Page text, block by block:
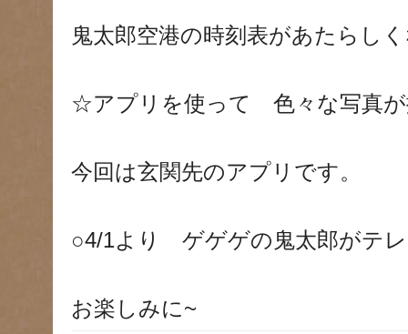
鬼太郎空港の時刻表があたらし
☆アプリを使って 色々な写真が
今回は玄関先のアプリです。
○4/1より ゲゲゲの鬼太郎がテ
お楽しみに~